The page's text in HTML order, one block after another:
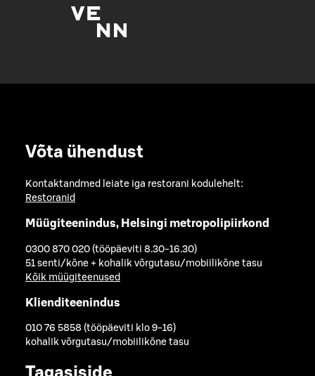
Võta ühendust
Kontaktandmed leiate iga restorani kodulehelt:
Restoranid
Müügiteenindus, Helsingi metropolipiirkond
0300 870 020 (tööpäeviti 8.30-16.30)
51 senti/kõne + kohalik võrgutasu/mobiilikõne tasu
Kõik müügiteenused
Klienditeenindus
010 76 5858 (tööpäeviti klo 9-16)
kohalik võrgutasu/mobiilikõne tasu